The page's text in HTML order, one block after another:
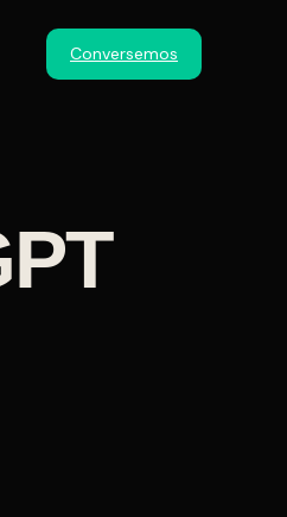
Conversemos